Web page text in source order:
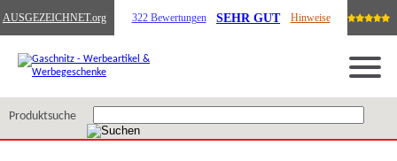
AUSGEZEICHNET.org 322 Bewertungen SEHR GUT Hinweise
Produktsuche